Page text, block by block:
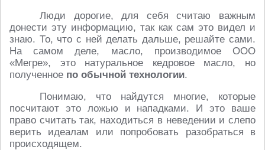
Люди дорогие, для себя считаю важным
донести эту информацию, так как сам это видел и
знаю. То, что с ней делать дальше, решайте сами.
На самом деле, масло, производимое ООО
«Мегре», это натуральное кедровое масло, но
полученное по обычной технологии.
Понимаю, что найдутся многие, которые
посчитают это ложью и нападками. И это ваше
право считать так, находиться в неведении и слепо
верить идеалам или попробовать разобраться в
происходящем.